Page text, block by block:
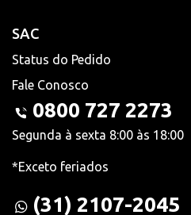
SAC
Status do Pedido
Fale Conosco
0800 727 2273
Segunda à sexta 8:00 às 18:00
*Exceto feriados
(31) 2107-2045